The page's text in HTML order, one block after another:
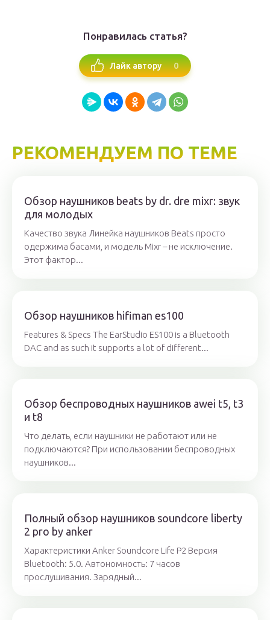
Понравилась статья?
Лайк автору 0
РЕКОМЕНДУЕМ ПО ТЕМЕ
Обзор наушников beats by dr. dre mixr: звук
для молодых
Качество звука Линейка наушников Beats просто
одержима басами, и модель Mixr – не исключение.
Этот фактор...
Обзор наушников hifiman es100
Features & Specs The EarStudio ES100 is a Bluetooth
DAC and as such it supports a lot of different...
Обзор беспроводных наушников awei t5, t3
и t8
Что делать, если наушники не работают или не
подключаются? При использовании беспроводных
наушников...
Полный обзор наушников soundcore liberty
2 pro by anker
Характеристики Anker Soundcore Life P2 Версия
Bluetooth: 5.0. Автономность: 7 часов
прослушивания. Зарядный...